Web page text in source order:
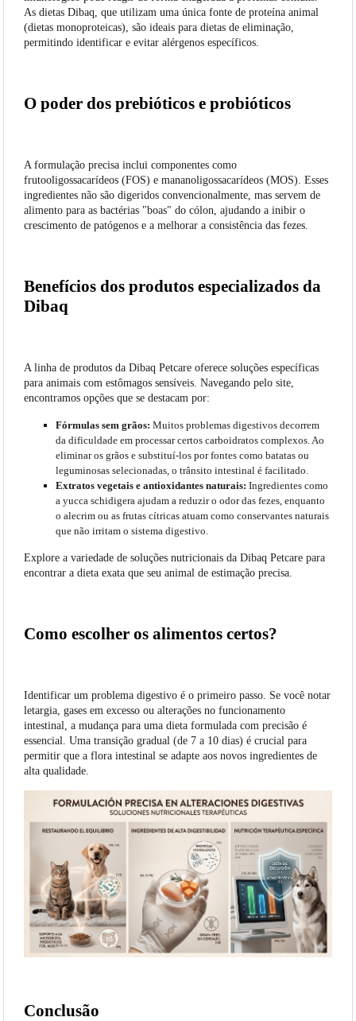
As dietas Dibaq, que utilizam uma única fonte de proteína animal
(dietas monoproteicas), são ideais para dietas de eliminação,
permitindo identificar e evitar alérgenos específicos.
O poder dos prebióticos e probióticos
A formulação precisa inclui componentes como
frutooligossacarídeos (FOS) e mananoligossacarídeos (MOS). Esses
ingredientes não são digeridos convencionalmente, mas servem de
alimento para as bactérias "boas" do cólon, ajudando a inibir o
crescimento de patógenos e a melhorar a consistência das fezes.
Benefícios dos produtos especializados da
Dibaq
A linha de produtos da Dibaq Petcare oferece soluções específicas
para animais com estômagos sensíveis. Navegando pelo site,
encontramos opções que se destacam por:
Fórmulas sem grãos: Muitos problemas digestivos decorrem
da dificuldade em processar certos carboidratos complexos. Ao
eliminar os grãos e substituí-los por fontes como batatas ou
leguminosas selecionadas, o trânsito intestinal é facilitado.
Extratos vegetais e antioxidantes naturais: Ingredientes como
a yucca schidigera ajudam a reduzir o odor das fezes, enquanto
o alecrim ou as frutas cítricas atuam como conservantes naturais
que não irritam o sistema digestivo.
Explore a variedade de soluções nutricionais da Dibaq Petcare para
encontrar a dieta exata que seu animal de estimação precisa.
Como escolher os alimentos certos?
Identificar um problema digestivo é o primeiro passo. Se você notar
letargia, gases em excesso ou alterações no funcionamento
intestinal, a mudança para uma dieta formulada com precisão é
essencial. Uma transição gradual (de 7 a 10 dias) é crucial para
permitir que a flora intestinal se adapte aos novos ingredientes de
alta qualidade.
Conclusão